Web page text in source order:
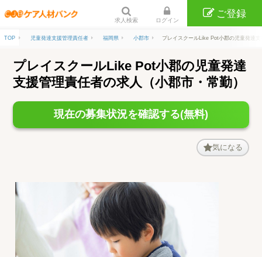
求人検索 ログイン
ご登録
TOP 児童発達支援管理責任者 福岡県 小郡市 プレイスクールLike Pot小郡の児童発達
プレイスクールLike Pot小郡の児童発達
支援管理責任者の求人（小郡市・常勤）
現在の募集状況を確認する(無料)
気になる